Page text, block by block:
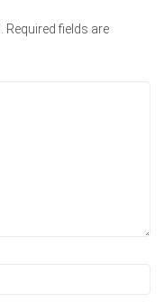
Required fields are